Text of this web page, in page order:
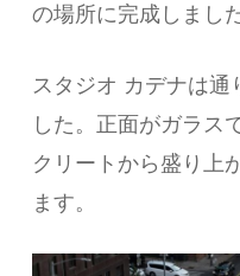
の場所に完成しました
スタジオ カデナは通
した。正面がガラス
クリートから盛り上
ます。